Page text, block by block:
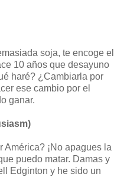
soja, te encoge el
10 años que desayuno
haré? ¿Cambiarla por
ese cambio por el
ganar.
América? ¡No apagues la
puedo matar. Damas y
Edginton y he sido un